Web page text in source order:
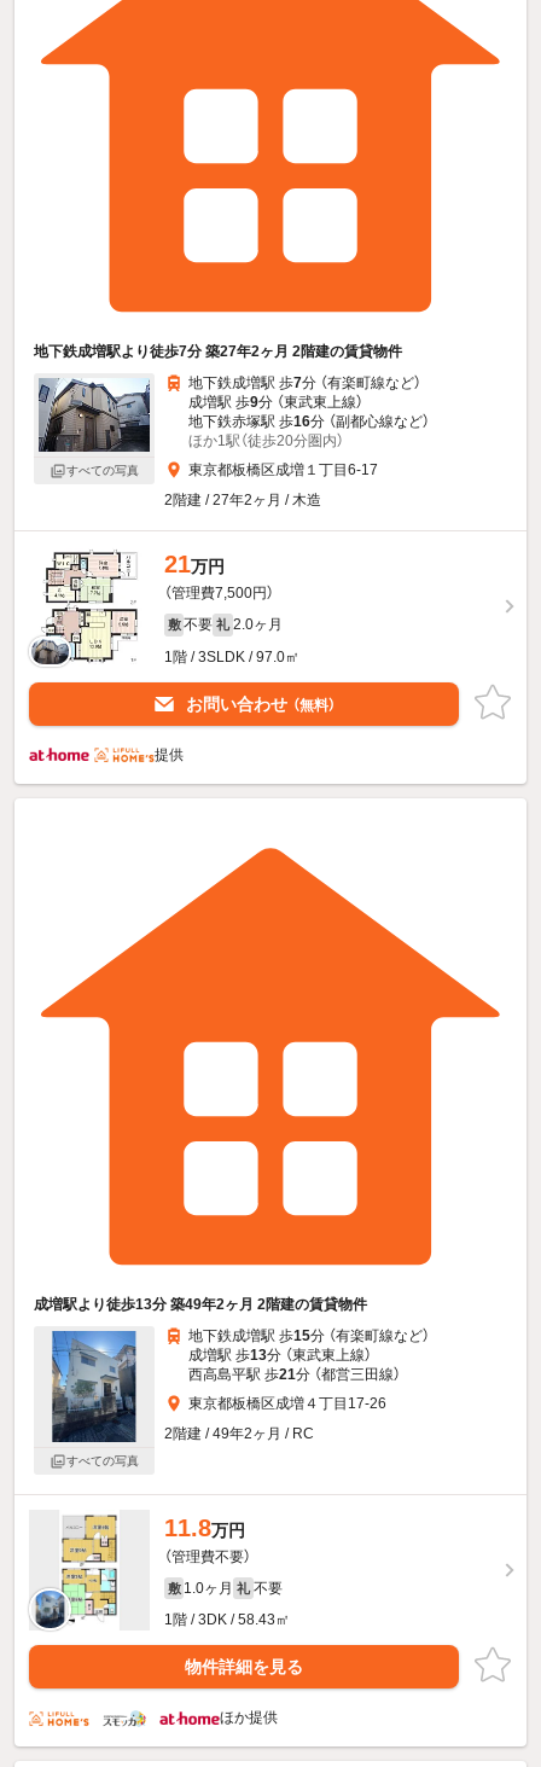
地下鉄成増駅より徒歩7分 築27年2ヶ月 2階建の賃貸物件
すべての写真
地下鉄成増駅 歩7分 （有楽町線など）
成増駅 歩9分 （東武東上線）
地下鉄赤塚駅 歩16分 （副都心線など）
ほか1駅（徒歩20分圏内）
東京都板橋区成増１丁目6-17
2階建 / 27年2ヶ月 / 木造
21万円
（管理費7,500円）
敷 不要 礼 2.0ヶ月
1階 / 3SLDK / 97.0㎡
お問い合わせ （無料）
提供
成増駅より徒歩13分 築49年2ヶ月 2階建の賃貸物件
すべての写真
地下鉄成増駅 歩15分 （有楽町線など）
成増駅 歩13分 （東武東上線）
西高島平駅 歩21分 （都営三田線）
東京都板橋区成増４丁目17-26
2階建 / 49年2ヶ月 / RC
11.8万円
（管理費不要）
敷 1.0ヶ月 礼 不要
1階 / 3DK / 58.43㎡
物件詳細を見る
ほか提供